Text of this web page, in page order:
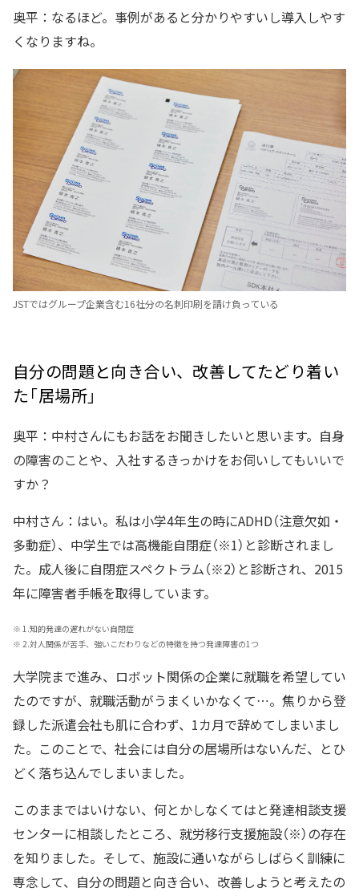
奥平：なるほど。事例があると分かりやすいし導入しやす
くなりますね。
JSTではグループ企業含む16社分の名刺印刷を請け負っている
自分の問題と向き合い、改善してたどり着い
た「居場所」
奥平：中村さんにもお話をお聞きしたいと思います。自身
の障害のことや、入社するきっかけをお伺いしてもいいで
すか？
中村さん：はい。私は小学4年生の時にADHD（注意欠如・
多動症）、中学生では高機能自閉症（※1）と診断されまし
た。成人後に自閉症スペクトラム（※2）と診断され、2015
年に障害者手帳を取得しています。
※ 1.知的発達の遅れがない自閉症
※ 2.対人関係が苦手、強いこだわりなどの特徴を持つ発達障害の1つ
大学院まで進み、ロボット関係の企業に就職を希望してい
たのですが、就職活動がうまくいかなくて…。焦りから登
録した派遣会社も肌に合わず、1カ月で辞めてしまいまし
た。このことで、社会には自分の居場所はないんだ、とひ
どく落ち込んでしまいました。
このままではいけない、何とかしなくてはと発達相談支援
センターに相談したところ、就労移行支援施設（※）の存在
を知りました。そして、施設に通いながらしばらく訓練に
専念して、自分の問題と向き合い、改善しようと考えたの